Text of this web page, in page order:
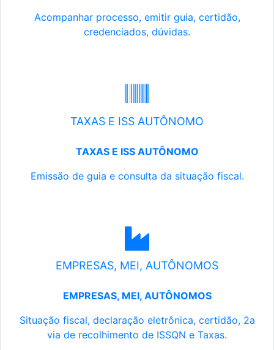
Acompanhar processo, emitir guia, certidão,
credenciados, dúvidas.
TAXAS E ISS AUTÔNOMO
TAXAS E ISS AUTÔNOMO
Emissão de guia e consulta da situação fiscal.
EMPRESAS, MEI, AUTÔNOMOS
EMPRESAS, MEI, AUTÔNOMOS
Situação fiscal, declaração eletrônica, certidão, 2a
via de recolhimento de ISSQN e Taxas.